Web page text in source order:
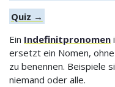
Quiz →
Ein Indefinitpronomen
ersetzt ein Nomen,
zu benennen. Beispiele
niemand oder alle.